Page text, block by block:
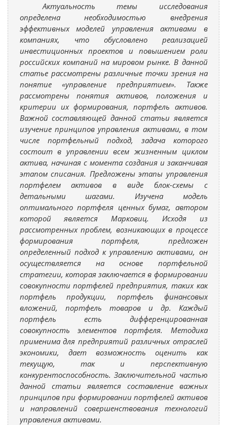
Актуальность темы исследования
определена необходимостью внедрения
эффективных моделей управления активами в
компаниях, что обусловлено реализацией
инвестиционных проектов и повышением роли
российских компаний на мировом рынке. В данной
статье рассмотрены различные точки зрения на
понятие «управление предприятием». Также
рассмотрены понятия активов, положения и
критерии их формирования, портфель активов.
Важной составляющей данной статьи является
изучение принципов управления активами, в том
числе портфельный подход, задача которого
состоит в управлении всем жизненным циклом
актива, начиная с момента создания и заканчивая
этапом списания. Предложены этапы управления
портфелем активов в виде блок-схемы с
детальными шагами. Изучена модель
оптимального портфеля ценных бумаг, автором
которой является Марковиц. Исходя из
рассмотренных проблем, возникающих в процессе
формирования портфеля, предложен
определенный подход к управлению активами, он
осуществляется на основе портфельной
стратегии, которая заключается в формировании
совокупности портфелей предприятия, таких как
портфель продукции, портфель финансовых
вложений, портфель товаров и др. Каждый
портфель есть дифференцированная
совокупность элементов портфеля. Методика
применима для предприятий различных отраслей
экономики, дает возможность оценить как
текущую, так и перспективную
конкурентоспособность. Заключительной частью
данной статьи является составление важных
принципов при формировании портфелей активов
и направлений совершенствования технологий
управления активами.